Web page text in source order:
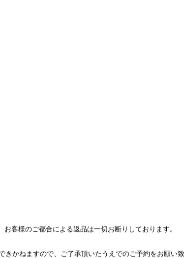
客様のご都合による返品は一切お断りしております。
かねますので、ご了承頂いたうえでのご予約をお願い致